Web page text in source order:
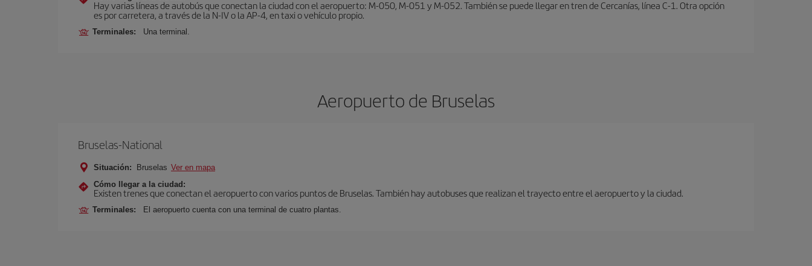
Hay varias líneas de autobús que conectan la ciudad con el aeropuerto: M-050, M-051 y M-052. También se puede llegar en tren de Cercanías, línea C-1. Otra opción
es por carretera, a través de la N-IV o la AP-4, en taxi o vehículo propio.
Terminales: Una terminal.
Aeropuerto de Bruselas
Bruselas-National
Situación: Bruselas Ver en mapa
Cómo llegar a la ciudad:
Existen trenes que conectan el aeropuerto con varios puntos de Bruselas. También hay autobuses que realizan el trayecto entre el aeropuerto y la ciudad.
Terminales: El aeropuerto cuenta con una terminal de cuatro plantas.